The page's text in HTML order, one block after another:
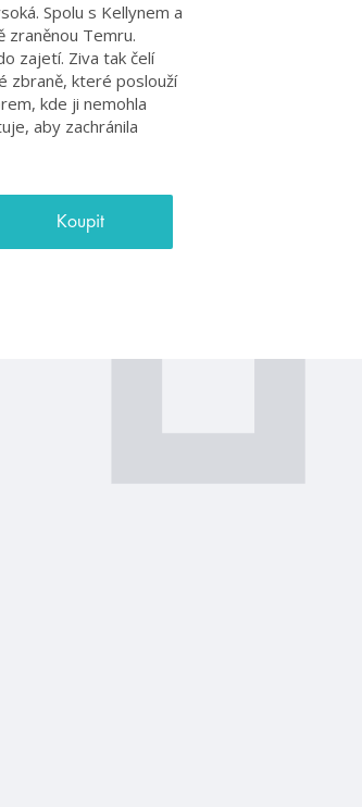
Spolu s Kellynem a
zraněnou Temru.
zajetí. Ziva tak čelí
zbraně, které poslouží
kde ji nemohla
aby zachránila
Koupit